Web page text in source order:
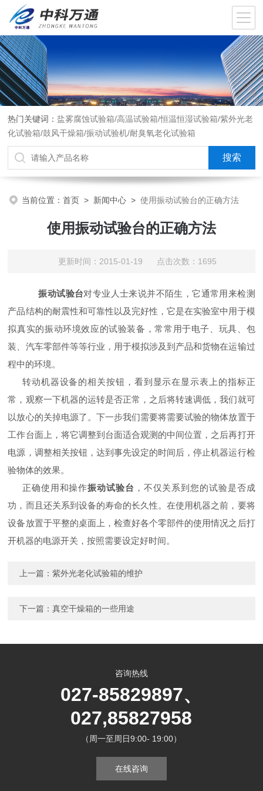
热门关键词：盐雾腐蚀试验箱/高温试验箱/恒温恒湿试验箱/紫外光老
化试验箱/鼓风干燥箱/振动试验机/耐臭氧老化试验箱
当前位置：首页 > 新闻中心 >使用振动试验台的正确方法
使用振动试验台的正确方法
更新时间：2015-01-19 点击次数：1695
振动试验台对专业人士来说并不陌生，它通常用来检测
产品结构的耐震性和可靠性以及完好性，它是在实验室中用于模
拟真实的振动环境效应的试验装备，常常用于电子、玩具、包
装、汽车零部件等等行业，用于模拟涉及到产品和货物在运输过
程中的环境。
转动机器设备的相关按钮，看到显示在显示表上的指标正
常，观察一下机器的运转是否正常，之后将转速调低，我们就可
以放心的关掉电源了。下一步我们需要将需要试验的物体放置于
工作台面上，将它调整到台面适合观测的中间位置，之后再打开
电源，调整相关按钮，达到事先设定的时间后，停止机器运行检
验物体的效果。
正确使用和操作振动试验台 ，不仅关系到您的试验是否成
功，而且还关系到设备的寿命的长久性。在使用机器之前，要将
设备放置于平整的桌面上，检查好各个零部件的使用情况之后打
开机器的电源开关，按照需要设定好时间。
上一篇：紫外光老化试验箱的维护
下一篇：真空干燥箱的一些用途
咨询热线
027-85829897、
027,85827958
（周一至周日9:00- 19:00）
在线咨询